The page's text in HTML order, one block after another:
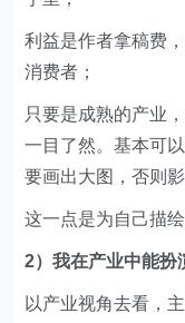
利益是作者拿稿费
消费者；
只要是成熟的产业
一目了然。基本可
要画出大图，否则
这一点是为自己描
2）我在产业中能扮
以产业视角去看，